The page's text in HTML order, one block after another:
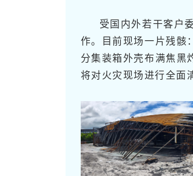
受国内外若干客户
作。目前现场一片残骸
分集装箱外壳布满焦黑
将对火灾现场进行全面